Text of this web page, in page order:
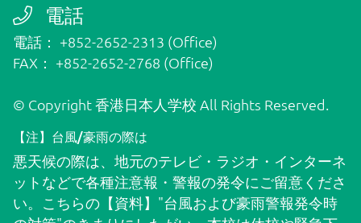
電話
電話： +852-2652-2313 (Office)
FAX： +852-2652-2768 (Office)
© Copyright 香港日本人学校 All Rights Reserved.
【注】台風/豪雨の際は
悪天候の際は、地元のテレビ・ラジオ・インターネ
ットなどで各種注意報・警報の発令にご留意くださ
い。こちらの 【資料】"台風および豪雨警報発令時